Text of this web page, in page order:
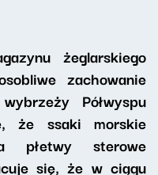
żeglarskiego
zachowanie
Półwyspu
że ssaki morskie
płetwy sterowe
się, że w ciągu